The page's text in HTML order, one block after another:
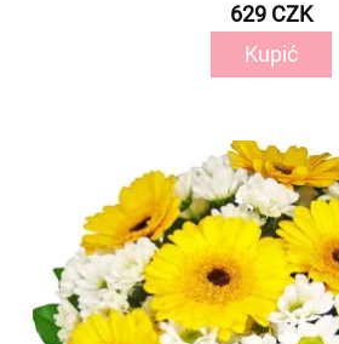
629 CZK
Kupić